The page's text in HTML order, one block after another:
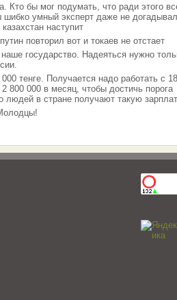
бы мог подумать, что ради этого
шибко умный эксперт даже не
наступит
повторил вот и токаев не отстает
государство. Надеяться нужно
тенге. Получается надо работать с
800 000 в месяц, чтобы достичь порога
людей в стране получают такую